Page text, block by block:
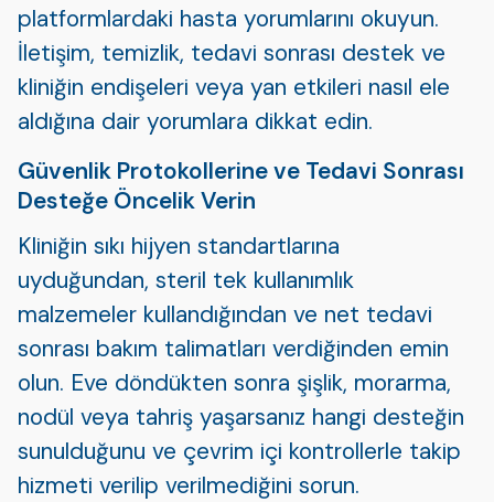
platformlardaki hasta yorumlarını okuyun.
İletişim, temizlik, tedavi sonrası destek ve
kliniğin endişeleri veya yan etkileri nasıl ele
aldığına dair yorumlara dikkat edin.
Güvenlik Protokollerine ve Tedavi Sonrası
Desteğe Öncelik Verin
Kliniğin sıkı hijyen standartlarına
uyduğundan, steril tek kullanımlık
malzemeler kullandığından ve net tedavi
sonrası bakım talimatları verdiğinden emin
olun. Eve döndükten sonra şişlik, morarma,
nodül veya tahriş yaşarsanız hangi desteğin
sunulduğunu ve çevrim içi kontrollerle takip
hizmeti verilip verilmediğini sorun.